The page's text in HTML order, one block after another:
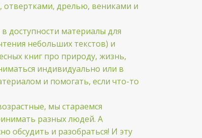
отвертками, дрелью, вениками и
доступности материалы для
небольших текстов) и
книг про природу, жизнь,
индивидуально или в
и помогать, если что-то
мы стараемся
разных людей. А
обсудить и разобраться! И эту